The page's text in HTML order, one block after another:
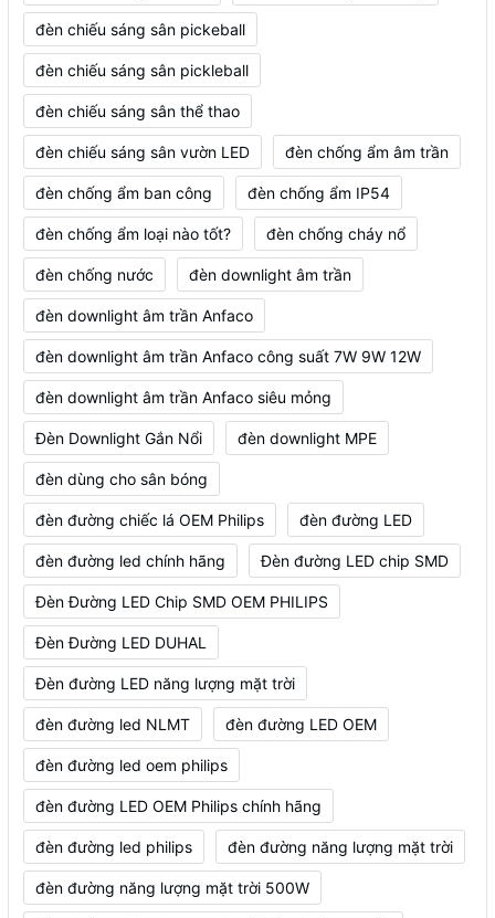
đèn chiếu sáng sân pickeball
đèn chiếu sáng sân pickleball
đèn chiếu sáng sân thể thao
đèn chiếu sáng sân vườn LED đèn chống ẩm âm trần
đèn chống ẩm ban công đèn chống ẩm IP54
đèn chống ẩm loại nào tốt? đèn chống cháy nổ
đèn chống nước đèn downlight âm trần
đèn downlight âm trần Anfaco
đèn downlight âm trần Anfaco công suất 7W 9W 12W
đèn downlight âm trần Anfaco siêu mỏng
Đèn Downlight Gắn Nổi đèn downlight MPE
đèn dùng cho sân bóng
đèn đường chiếc lá OEM Philips đèn đường LED
đèn đường led chính hãng Đèn đường LED chip SMD
Đèn Đường LED Chip SMD OEM PHILIPS
Đèn Đường LED DUHAL
Đèn đường LED năng lượng mặt trời
đèn đường led NLMT đèn đường LED OEM
đèn đường led oem philips
đèn đường LED OEM Philips chính hãng
đèn đường led philips đèn đường năng lượng mặt trời
đèn đường năng lượng mặt trời 500W